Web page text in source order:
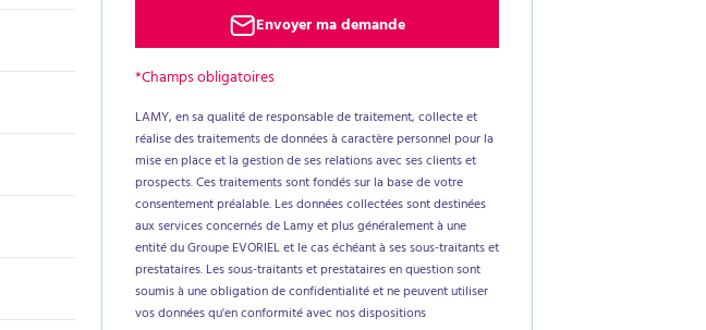
Envoyer ma demande
*Champs obligatoires
LAMY, en sa qualité de responsable de traitement, collecte et
réalise des traitements de données à caractère personnel pour la
mise en place et la gestion de ses relations avec ses clients et
prospects. Ces traitements sont fondés sur la base de votre
consentement préalable. Les données collectées sont destinées
aux services concernés de Lamy et plus généralement à une
entité du Groupe EVORIEL et le cas échéant à ses sous-traitants et
prestataires. Les sous-traitants et prestataires en question sont
soumis à une obligation de confidentialité et ne peuvent utiliser
vos données qu'en conformité avec nos dispositions